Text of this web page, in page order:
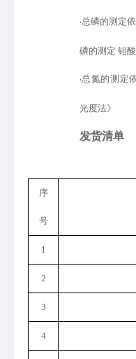
•总磷的测定
磷的测定 钼
•总氮的测定
光度法》
发货清单
序
号
1
2
3
4